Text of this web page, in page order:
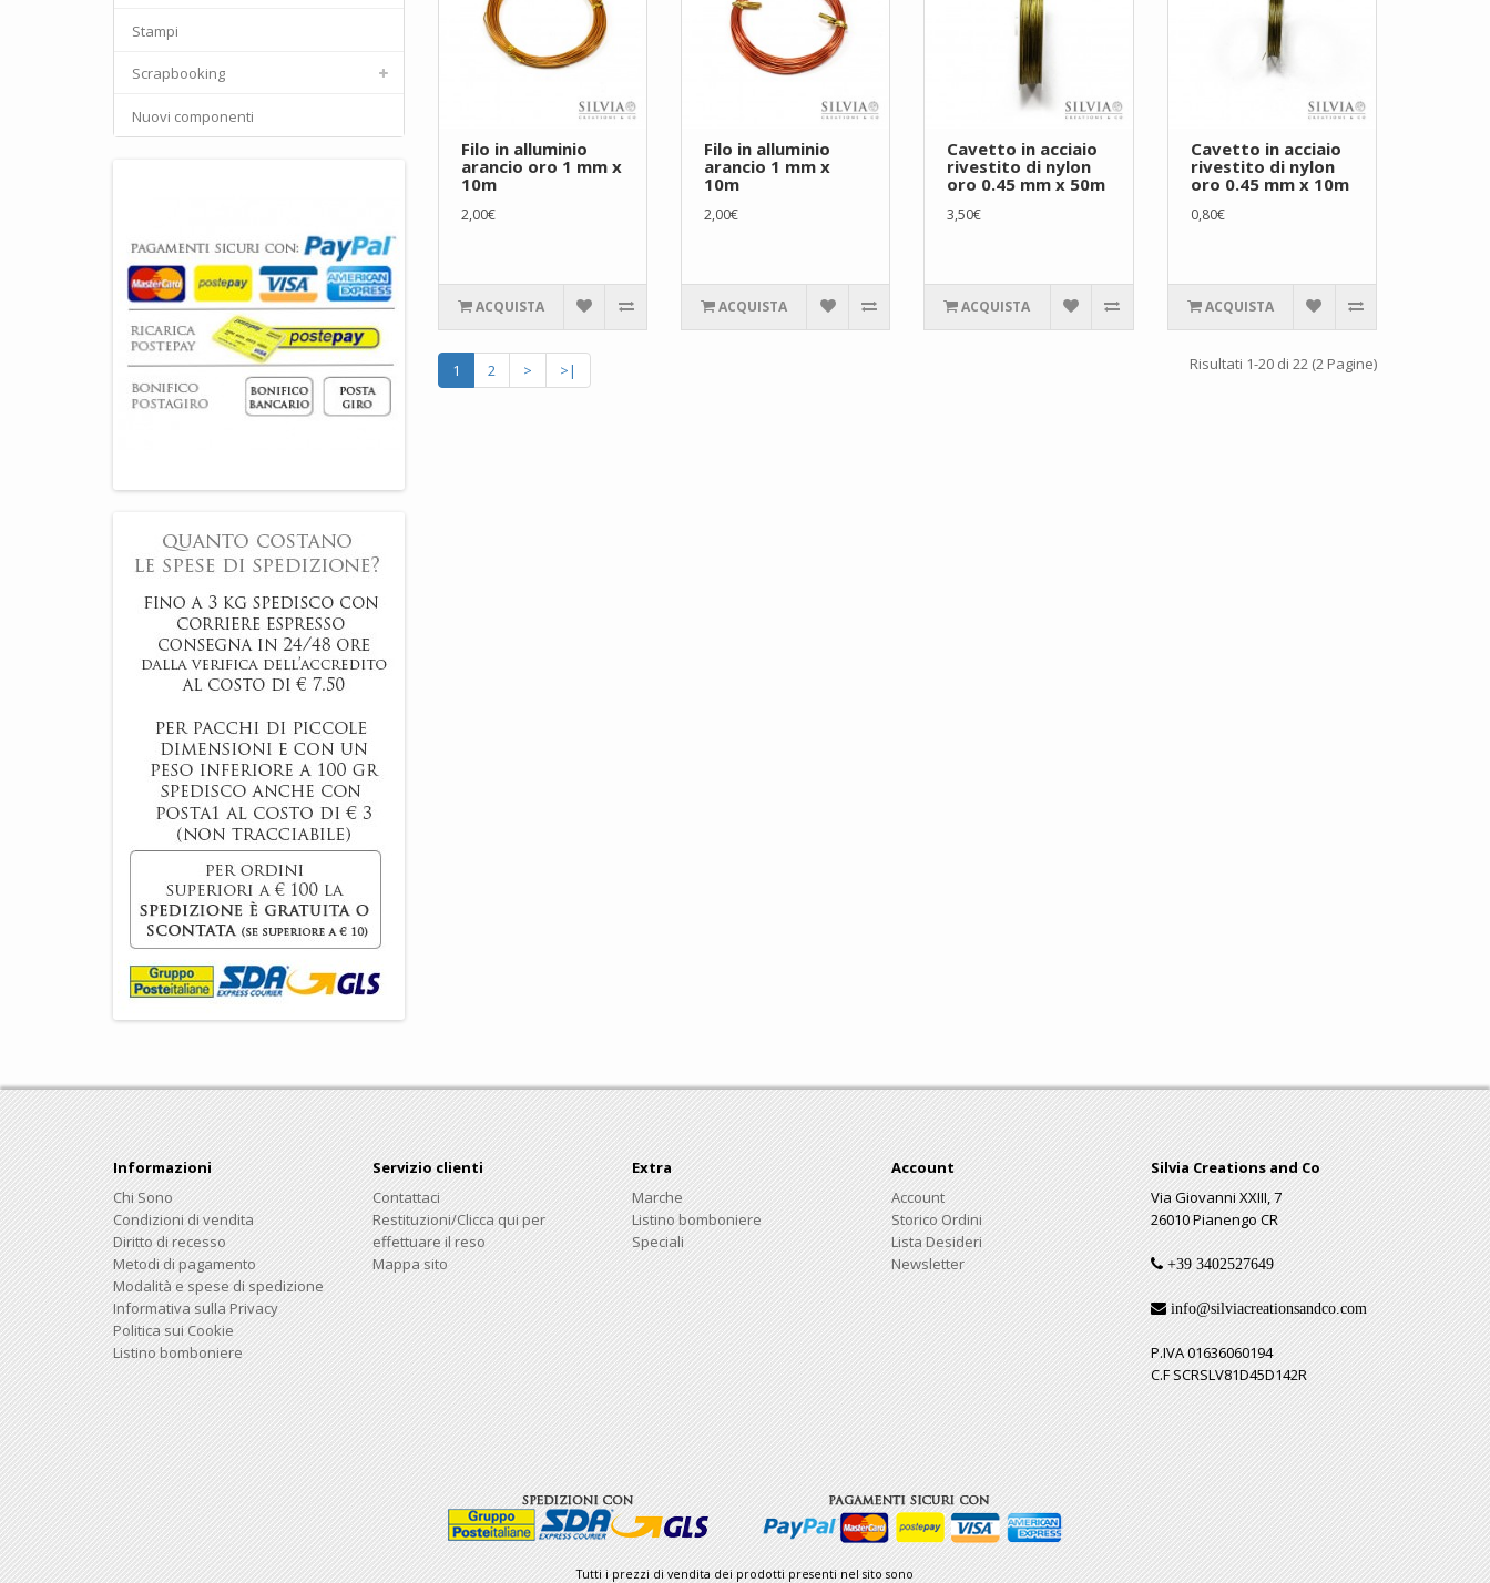
Stampi
Scrapbooking
Nuovi componenti
Filo in alluminio
arancio oro 1 mm x
10m
2,00€
ACQUISTA
Filo in alluminio
arancio 1 mm x
10m
2,00€
ACQUISTA
Cavetto in acciaio
rivestito di nylon
oro 0.45 mm x 50m
3,50€
ACQUISTA
Cavetto in acciaio
rivestito di nylon
oro 0.45 mm x 10m
0,80€
ACQUISTA
1 2 > >| Risultati 1-20 di 22 (2 Pagine)
Informazioni
Chi Sono
Condizioni di vendita
Diritto di recesso
Metodi di pagamento
Modalità e spese di spedizione
Informativa sulla Privacy
Politica sui Cookie
Listino bomboniere
Servizio clienti
Contattaci
Restituzioni/Clicca qui per
effettuare il reso
Mappa sito
Extra
Marche
Listino bomboniere
Speciali
Account
Account
Storico Ordini
Lista Desideri
Newsletter
Silvia Creations and Co
Via Giovanni XXIII, 7
26010 Pianengo CR
+39 3402527649
info@silviacreationsandco.com
P.IVA 01636060194
C.F SCRSLV81D45D142R
Tutti i prezzi di vendita dei prodotti presenti nel sito sono